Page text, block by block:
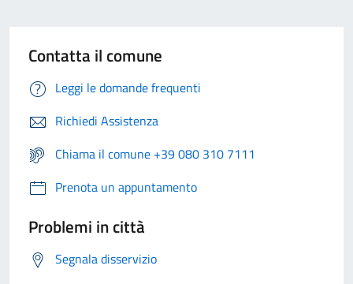
Contatta il comune
Leggi le domande frequenti
Richiedi Assistenza
Chiama il comune +39 080 310 7111
Prenota un appuntamento
Problemi in città
Segnala disservizio